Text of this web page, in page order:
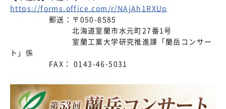
https://forms.office.com/r/NAjAh1RXUp
郵送：〒050-8585
北海道室蘭市水元町27番1号
室蘭工業大学研究推進課「蘭岳コンサー
ト」係
FAX： 0143-46-5031